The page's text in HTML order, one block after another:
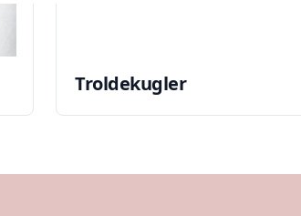
Troldekugler